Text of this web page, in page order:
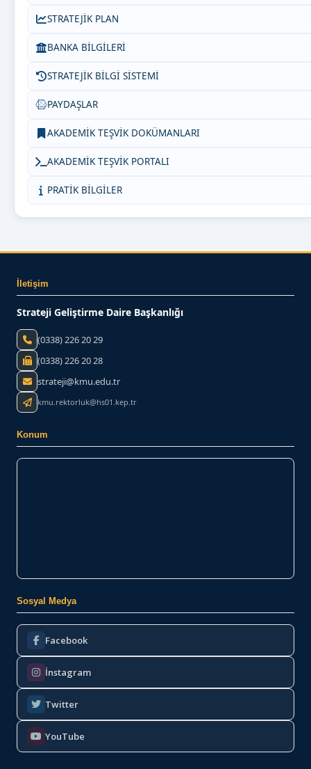
STRATEJİK PLAN
BANKA BİLGİLERİ
STRATEJİK BİLGİ SİSTEMİ
PAYDAŞLAR
AKADEMİK TEŞVİK DOKÜMANLARI
AKADEMİK TEŞVİK PORTALI
PRATİK BİLGİLER
İletişim
Strateji Geliştirme Daire Başkanlığı
(0338) 226 20 29
(0338) 226 20 28
strateji@kmu.edu.tr
kmu.rektorluk@hs01.kep.tr
Konum
Sosyal Medya
Facebook
İnstagram
Twitter
YouTube